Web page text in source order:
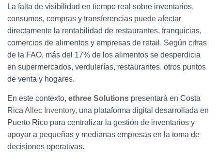
La falta de visibilidad en tiempo real sobre inventarios,
consumos, compras y transferencias puede afectar
directamente la rentabilidad de restaurantes, franquicias,
comercios de alimentos y empresas de retail. Según cifras
de la FAO, más del 17% de los alimentos se desperdicia
en supermercados, verdulerías, restaurantes, otros puntos
de venta y hogares.
En este contexto, ethree Solutions presentará en Costa
Rica Allec Inventory, una plataforma digital desarrollada en
Puerto Rico para centralizar la gestión de inventarios y
apoyar a pequeñas y medianas empresas en la toma de
decisiones operativas.